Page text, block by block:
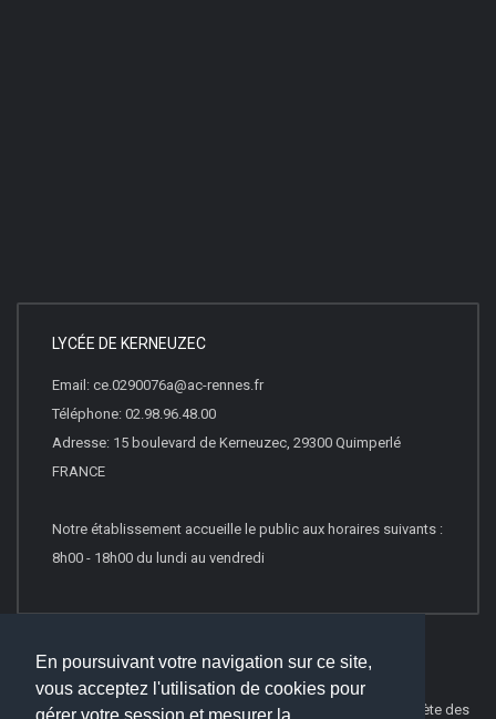
En poursuivant votre navigation sur ce site,
vous acceptez l'utilisation de cookies pour
gérer votre session et mesurer la
LYCÉE DE KERNEUZEC
Email: ce.0290076a@ac-rennes.fr
Téléphone: 02.98.96.48.00
Adresse: 15 boulevard de Kerneuzec, 29300 Quimperlé
FRANCE
Notre établissement accueille le public aux horaires suivants :
8h00 - 18h00 du lundi au vendredi
© 2019 Websco Innovations -Mentions Légales Liste Complète des